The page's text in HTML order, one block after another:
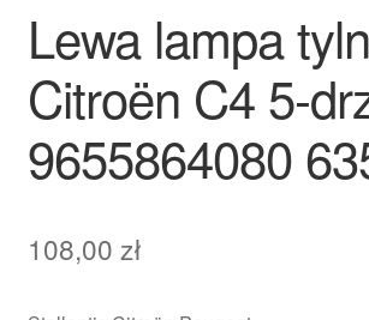
Zamówienia
Zasady i warunki
Lewa lampa
Citroën C4 5-
9655864080
108,00 zł